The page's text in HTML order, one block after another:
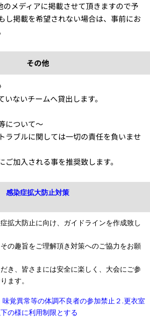
のメディアに掲載させて頂きますので予
し掲載を希望されない場合は、事前にお
その他
ないチームへ貸出します。
について〜
ラブルに関しては一切の責任を負いませ
ご加入される事を推奨致します。
感染症拡大防止対策
拡大防止に向け 、ガイドラインを作成致し
の趣旨をご理解頂き対策へのご協力をお願
き、皆さまには安全に楽しく、大会にご参
ます。
味覚異常等の体調不良者の参加禁止 ２.更衣室
の様に利用制限とする